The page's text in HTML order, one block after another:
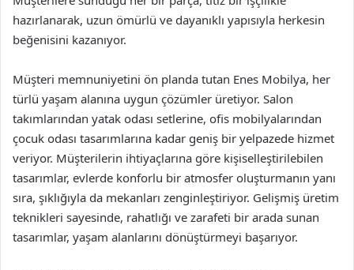
hazırlanarak, uzun ömürlü ve dayanıklı yapısıyla herkesin
beğenisini kazanıyor.
Müşteri memnuniyetini ön planda tutan Enes Mobilya, her
türlü yaşam alanına uygun çözümler üretiyor. Salon
takımlarından yatak odası setlerine, ofis mobilyalarından
çocuk odası tasarımlarına kadar geniş bir yelpazede hizmet
veriyor. Müşterilerin ihtiyaçlarına göre kişiselleştirilebilen
tasarımlar, evlerde konforlu bir atmosfer oluşturmanın yanı
sıra, şıklığıyla da mekanları zenginleştiriyor. Gelişmiş üretim
teknikleri sayesinde, rahatlığı ve zarafeti bir arada sunan
tasarımlar, yaşam alanlarını dönüştürmeyi başarıyor.